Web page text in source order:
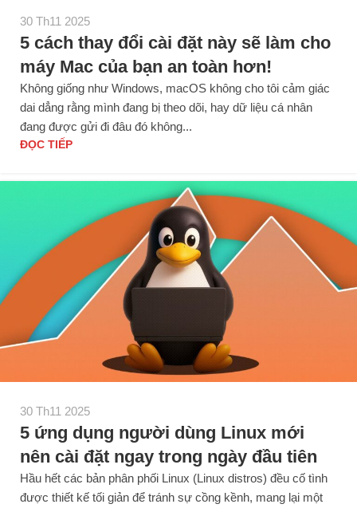
30 Th11 2025
5 cách thay đổi cài đặt này sẽ làm cho
máy Mac của bạn an toàn hơn!
Không giống như Windows, macOS không cho tôi cảm giác
dai dẳng rằng mình đang bị theo dõi, hay dữ liệu cá nhân
đang được gửi đi đâu đó không...
ĐỌC TIẾP
30 Th11 2025
5 ứng dụng người dùng Linux mới
nên cài đặt ngay trong ngày đầu tiên
Hầu hết các bản phân phối Linux (Linux distros) đều cố tình
được thiết kế tối giản để tránh sự cồng kềnh, mang lại một